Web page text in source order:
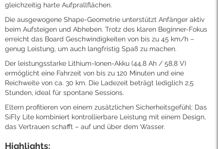
gleichzeitig harte Aufprallflächen.
Die ausgewogene Shape-Geometrie unterstützt Anfänger aktiv
beim Aufsteigen und Abheben. Trotz des klaren Beginner-Fokus
erreicht das Board Geschwindigkeiten von bis zu 45 km/h –
genug Leistung, um auch langfristig Spaß zu machen.
Der leistungsstarke Lithium-Ionen-Akku (44,8 Ah / 58,8 V)
ermöglicht eine Fahrzeit von bis zu 120 Minuten und eine
Reichweite von ca. 30 km. Die Ladezeit beträgt lediglich 2,5
Stunden, ideal für spontane Sessions.
Eltern profitieren von einem zusätzlichen Sicherheitsgefühl: Das
SiFly Lite kombiniert kontrollierbare Leistung mit einem Design,
das Vertrauen schafft – auf und über dem Wasser.
Highlights: